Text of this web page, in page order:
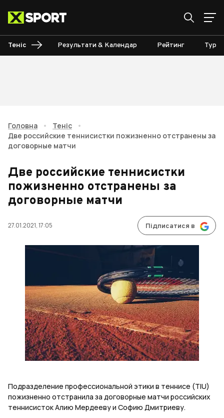
Теніс Результати & Календар Рейтинг
Головна • Теніс
•
Две российские теннисистки пожизненно отстранены за
договорные матчи
Две российские теннисистки
пожизненно отстранены за
договорные матчи
27.01.2021, 17:05 Підписатися в
Подразделение профессиональной этики в теннисе (TIU)
пожизненно отстранила за договорные матчи российских
теннисисток Алию Мердееву и Софию Дмитриеву.